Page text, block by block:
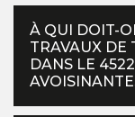
À QUI DOIT-
TRAVAUX DE
DANS LE